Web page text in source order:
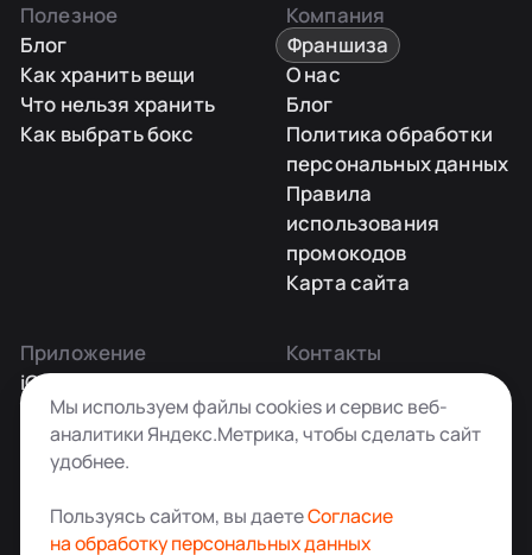
Полезное
Блог
Как хранить вещи
Что нельзя хранить
Как выбрать бокс
Компания
Франшиза
О нас
Блог
Политика обработки
персональных данных
Правила
использования
промокодов
Карта сайта
Приложение
iOS
Android
Контакты
Заказать звонок
+7 495 181-55-45
info@kladovkin.ru
Мы используем файлы cookies и сервис веб-
аналитики Яндекс.Метрика, чтобы сделать сайт
удобнее.
Пользуясь сайтом, вы даетеСогласие
на обработку персональных данных